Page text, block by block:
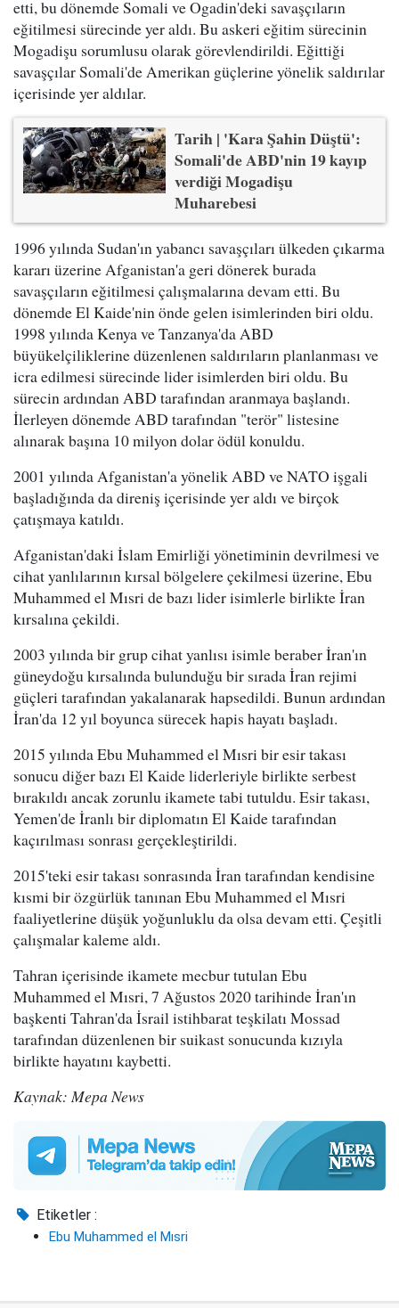
etti, bu dönemde Somali ve Ogadin'deki savaşçıların
eğitilmesi sürecinde yer aldı. Bu askeri eğitim sürecinin
Mogadişu sorumlusu olarak görevlendirildi. Eğittiği
savaşçılar Somali'de Amerikan güçlerine yönelik saldırılar
içerisinde yer aldılar.
Tarih | 'Kara Şahin Düştü':
Somali'de ABD'nin 19 kayıp
verdiği Mogadişu
Muharebesi
1996 yılında Sudan'ın yabancı savaşçıları ülkeden çıkarma
kararı üzerine Afganistan'a geri dönerek burada
savaşçıların eğitilmesi çalışmalarına devam etti. Bu
dönemde El Kaide'nin önde gelen isimlerinden biri oldu.
1998 yılında Kenya ve Tanzanya'da ABD
büyükelçiliklerine düzenlenen saldırıların planlanması ve
icra edilmesi sürecinde lider isimlerden biri oldu. Bu
sürecin ardından ABD tarafından aranmaya başlandı.
İlerleyen dönemde ABD tarafından "terör" listesine
alınarak başına 10 milyon dolar ödül konuldu.
2001 yılında Afganistan'a yönelik ABD ve NATO işgali
başladığında da direniş içerisinde yer aldı ve birçok
çatışmaya katıldı.
Afganistan'daki İslam Emirliği yönetiminin devrilmesi ve
cihat yanlılarının kırsal bölgelere çekilmesi üzerine, Ebu
Muhammed el Mısri de bazı lider isimlerle birlikte İran
kırsalına çekildi.
2003 yılında bir grup cihat yanlısı isimle beraber İran'ın
güneydoğu kırsalında bulunduğu bir sırada İran rejimi
güçleri tarafından yakalanarak hapsedildi. Bunun ardından
İran'da 12 yıl boyunca sürecek hapis hayatı başladı.
2015 yılında Ebu Muhammed el Mısri bir esir takası
sonucu diğer bazı El Kaide liderleriyle birlikte serbest
bırakıldı ancak zorunlu ikamete tabi tutuldu. Esir takası,
Yemen'de İranlı bir diplomatın El Kaide tarafından
kaçırılması sonrası gerçekleştirildi.
2015'teki esir takası sonrasında İran tarafından kendisine
kısmi bir özgürlük tanınan Ebu Muhammed el Mısri
faaliyetlerine düşük yoğunluklu da olsa devam etti. Çeşitli
çalışmalar kaleme aldı.
Tahran içerisinde ikamete mecbur tutulan Ebu
Muhammed el Mısri, 7 Ağustos 2020 tarihinde İran'ın
başkenti Tahran'da İsrail istihbarat teşkilatı Mossad
tarafından düzenlenen bir suikast sonucunda kızıyla
birlikte hayatını kaybetti.
Kaynak: Mepa News
Etiketler :
Ebu Muhammed el Mısri